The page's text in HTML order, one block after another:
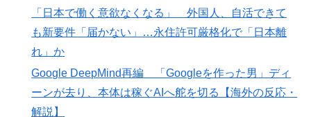
「日本で働く意欲なくなる」 外国人、自活できて
も新要件「届かない」…永住許可厳格化で「日本離
れ」か
Google DeepMind再編 「Googleを作った男」ディ
ーンが去り、本体は稼ぐAIへ舵を切る【海外の反応・
解説】